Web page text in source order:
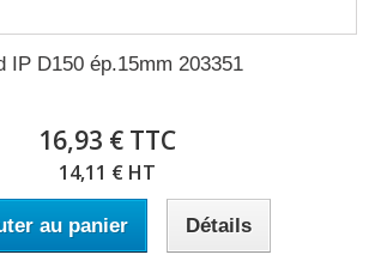
IP D150 ép.15mm 203351
16,93 € TTC
14,11 € HT
au panier Détails